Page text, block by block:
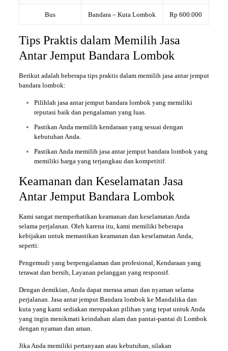
Bus Bandara – Kuta Lombok Rp 600.000
Tips Praktis dalam Memilih Jasa
Antar Jemput Bandara Lombok
Berikut adalah beberapa tips praktis dalam memilih jasa antar jemput
bandara lombok:
Pilihlah jasa antar jemput bandara lombok yang memiliki
reputasi baik dan pengalaman yang luas.
Pastikan Anda memilih kendaraan yang sesuai dengan
kebutuhan Anda.
Pastikan Anda memilih jasa antar jemput bandara lombok yang
memiliki harga yang terjangkau dan kompetitif.
Keamanan dan Keselamatan Jasa
Antar Jemput Bandara Lombok
Kami sangat memperhatikan keamanan dan keselamatan Anda
selama perjalanan. Oleh karena itu, kami memiliki beberapa
kebijakan untuk memastikan keamanan dan keselamatan Anda,
seperti:
Pengemudi yang berpengalaman dan profesional, Kendaraan yang
terawat dan bersih, Layanan pelanggan yang responsif.
Dengan demikian, Anda dapat merasa aman dan nyaman selama
perjalanan. Jasa antar jemput Bandara lombok ke Mandalika dan
kuta yang kami sediakan merupakan pilihan yang tepat untuk Anda
yang ingin menikmati keindahan alam dan pantai-pantai di Lombok
dengan nyaman dan aman.
Jika Anda memiliki pertanyaan atau kebutuhan, silakan